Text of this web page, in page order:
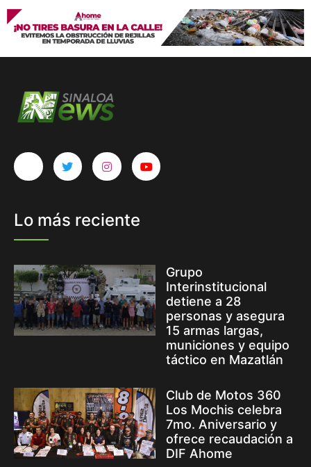
Lo más reciente
Grupo
Interinstitucional
detiene a 28
personas y asegura
15 armas largas,
municiones y equipo
táctico en Mazatlán
Club de Motos 360
Los Mochis celebra
7mo. Aniversario y
ofrece recaudación a
DIF Ahome